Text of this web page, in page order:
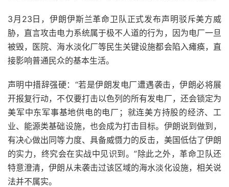
3月23日，伊朗伊斯兰革命卫队正式发布声明驳斥美方威
胁，直言攻击电力系统属于极不人道的行为，因为电厂一旦
被毁，医院、海水淡化厂等民生关键设施都会陷入瘫痪，直
接影响普通民众的基本生活。
声明中措辞强硬：“若是伊朗发电厂遭遇袭击，伊朗必将展
开报复行动，不仅要打击以色列的所有发电厂，还会锁定为
美军中东军事基地供电的电厂；就连美方持股的经济、工
业、能源类基础设施，也会成为打击目标。伊朗说到做到，
有决心做出同等力度、具备威慑力的反击，美国低估了伊朗
的实力，终究会在实战中见识到。”除此之外，革命卫队还
特意澄清，伊朗从未袭击过该区域的海水淡化设施，相关说
法并不属实。